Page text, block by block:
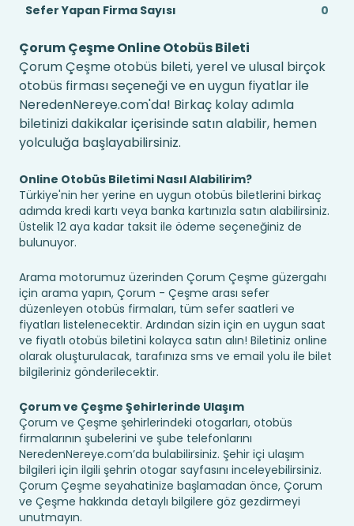
Sefer Yapan Firma Sayısı
0
Çorum Çeşme Online Otobüs Bileti
Çorum Çeşme otobüs bileti, yerel ve ulusal birçok
otobüs firması seçeneği ve en uygun fiyatlar ile
NeredenNereye.com'da! Birkaç kolay adımla
biletinizi dakikalar içerisinde satın alabilir, hemen
yolculuğa başlayabilirsiniz.
Online Otobüs Biletimi Nasıl Alabilirim?
Türkiye'nin her yerine en uygun otobüs biletlerini birkaç
adımda kredi kartı veya banka kartınızla satın alabilirsiniz.
Üstelik 12 aya kadar taksit ile ödeme seçeneğiniz de
bulunuyor.
Arama motorumuz üzerinden Çorum Çeşme güzergahı
için arama yapın, Çorum - Çeşme arası sefer
düzenleyen otobüs firmaları, tüm sefer saatleri ve
fiyatları listelenecektir. Ardından sizin için en uygun saat
ve fiyatlı otobüs biletini kolayca satın alın! Biletiniz online
olarak oluşturulacak, tarafınıza sms ve email yolu ile bilet
bilgileriniz gönderilecektir.
Çorum ve Çeşme Şehirlerinde Ulaşım
Çorum ve Çeşme şehirlerindeki otogarları, otobüs
firmalarının şubelerini ve şube telefonlarını
NeredenNereye.com’da bulabilirsiniz. Şehir içi ulaşım
bilgileri için ilgili şehrin otogar sayfasını inceleyebilirsiniz.
Çorum Çeşme seyahatinize başlamadan önce, Çorum
ve Çeşme hakkında detaylı bilgilere göz gezdirmeyi
unutmayın.